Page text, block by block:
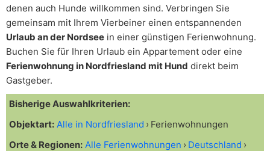
denen auch Hunde willkommen sind. Verbringen Sie
gemeinsam mit Ihrem Vierbeiner einen entspannenden
Urlaub an der Nordsee in einer günstigen Ferienwohnung.
Buchen Sie für Ihren Urlaub ein Appartement oder eine
Ferienwohnung in Nordfriesland mit Hund direkt beim
Gastgeber.
Bisherige Auswahlkriterien:
Objektart: Alle in Nordfriesland
Ferienwohnungen
Orte & Regionen: Alle Ferienwohnungen
Deutschland